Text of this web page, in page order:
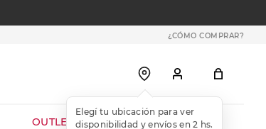
¿CÓMO COMPRAR?
OUTLET WEB